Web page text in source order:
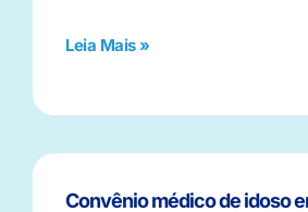
Leia Mais »
Convênio médico de idoso